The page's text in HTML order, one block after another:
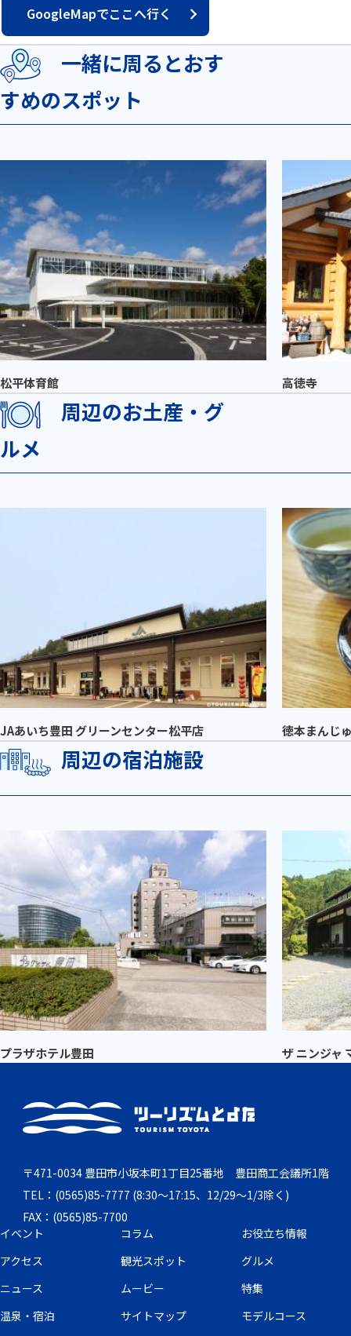
GoogleMapでここへ行く
一緒に周るとおす
すめのスポット
松平体育館 高徳寺
周辺のお土産・グ
ルメ
JAあいち豊田 グリーンセンター松平店 徳本まんじ
周辺の宿泊施設
プラザホテル豊田 ザ ニンジャ
〒471-0034 豊田市小坂本町1丁目25番地 豊田商工会議所1階
TEL：(0565)85-7777 (8:30～17:15、12/29～1/3除く)
FAX：(0565)85-7700
イベント
コラム
お役立ち情報
アクセス
観光スポット
グルメ
ニュース
ムービー
特集
温泉・宿泊
サイトマップ
モデルコース